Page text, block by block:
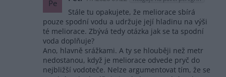
Pe
Stále tu opakujete, že meliorace sbírá
pouze spodní vodu a udržuje její hladinu na výši
té meliorace. Zbývá tedy otázka jak se ta spodní
voda doplňuje?
Ano, hlavně srážkami. A ty se hlouběji než metr
nedostanou, když je meliorace odvede pryč do
nejbližší vodoteče. Nelze argumentovat tím, že se